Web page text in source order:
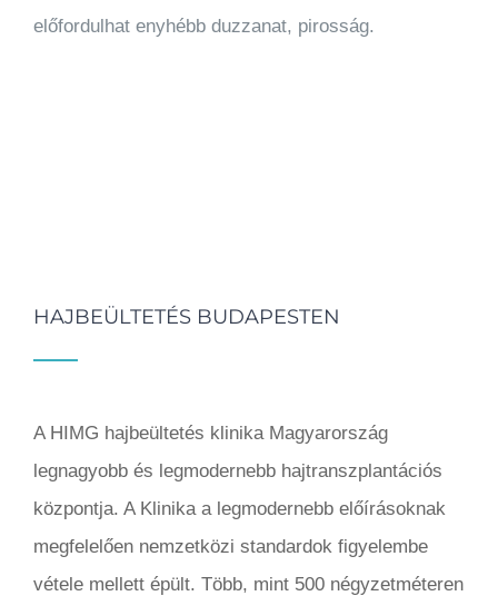
előfordulhat enyhébb duzzanat, pirosság.
HAJBEÜLTETÉS BUDAPESTEN
A HIMG hajbeültetés klinika Magyarország
legnagyobb és legmodernebb hajtranszplantációs
központja. A Klinika a legmodernebb előírásoknak
megfelelően nemzetközi standardok figyelembe
vétele mellett épült. Több, mint 500 négyzetméteren